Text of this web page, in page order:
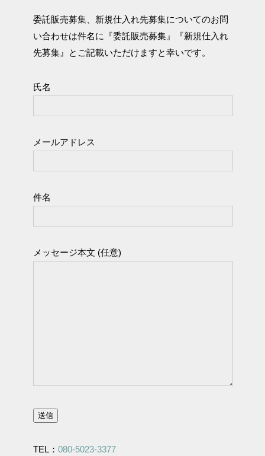
委託販売募集、新規仕入れ先募集についてのお問
い合わせは件名に『委託販売募集』『新規仕入れ
先募集』とご記載いただけますと幸いです。
氏名
メールアドレス
件名
メッセージ本文 (任意)
TEL： 080-5023-3377